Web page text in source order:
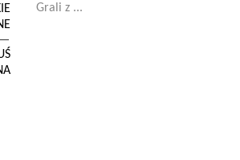
Grali z ...